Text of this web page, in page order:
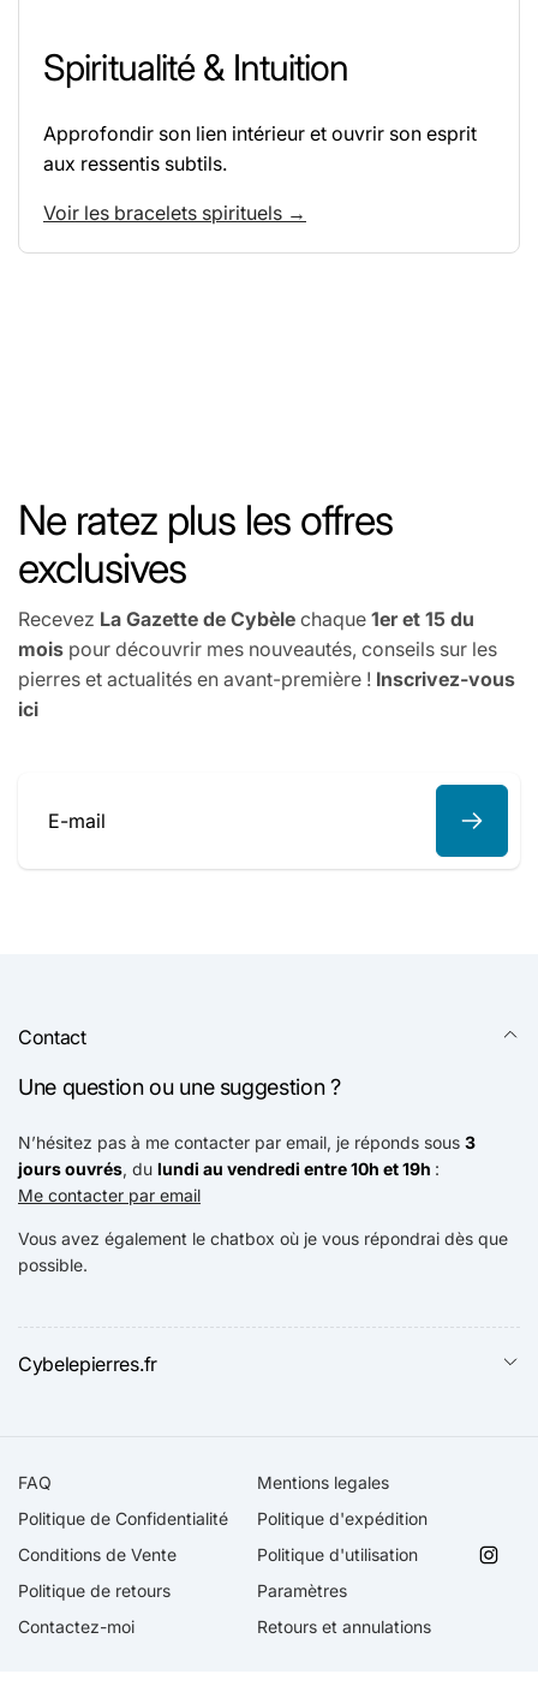
Spiritualité & Intuition
Approfondir son lien intérieur et ouvrir son esprit
aux ressentis subtils.
Voir les bracelets spirituels →
Ne ratez plus les offres
exclusives
Recevez La Gazette de Cybèle chaque 1er et 15 du
mois pour découvrir mes nouveautés, conseils sur les
pierres et actualités en avant-première ! Inscrivez-vous
ici
E-
Contact
Une question ou une suggestion ?
N’hésitez pas à me contacter par email, je réponds sous 3
jours ouvrés, du lundi au vendredi entre 10h et 19h :
Me contacter par email
Vous avez également le chatbox où je vous répondrai dès que
possible.
Cybelepierres.fr
FAQ
Mentions legales
Politique de Confidentialité
Politique d'expédition
Conditions de Vente
Politique d'utilisation
Politique de retours
Paramètres
Contactez-moi
Retours et annulations